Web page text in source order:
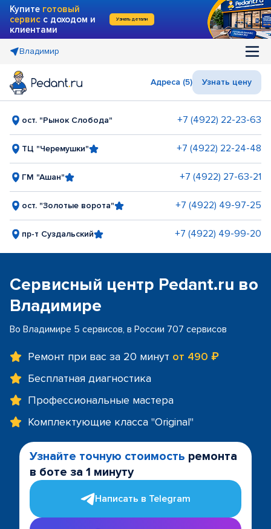
Купите готовый
сервис с доходом и
клиентами
Узнать детали
Владимир
Адреса (5) Узнать цену
ост. "Рынок Слобода" +7 (4922) 22-23-63
ТЦ "Черемушки" +7 (4922) 22-24-48
ГМ "Ашан" +7 (4922) 27-63-21
ост. "Золотые ворота" +7 (4922) 49-97-25
пр-т Суздальский +7 (4922) 49-99-20
Сервисный центр Pedant.ru во
Владимире
Во Владимире 5 сервисов, в России 707 сервисов
Ремонт при вас за 20 минут от 490 ₽
Бесплатная диагностика
Профессиональные мастера
Комплектующие класса "Original"
Узнайте точную стоимость ремонта
в боте за 1 минуту
Написать в Telegram